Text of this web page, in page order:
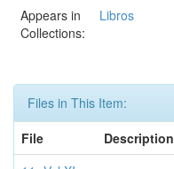
Appears in
Collections:
Libros
Files in This Item:
File
Description